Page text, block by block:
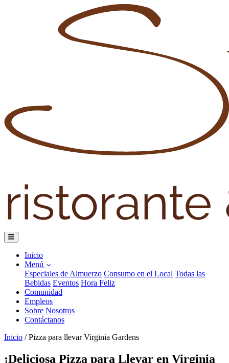
Inicio
Menú
Especiales de Almuerzo Consumo en el Local Todas las
Bebidas Eventos Hora Feliz
Comunidad
Empleos
Sobre Nosotros
Contáctanos
Inicio / Pizza para llevar Virginia Gardens
¡Deliciosa Pizza para Llevar en Virginia